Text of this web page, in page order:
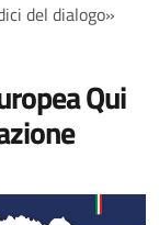
del dialogo»
Qui